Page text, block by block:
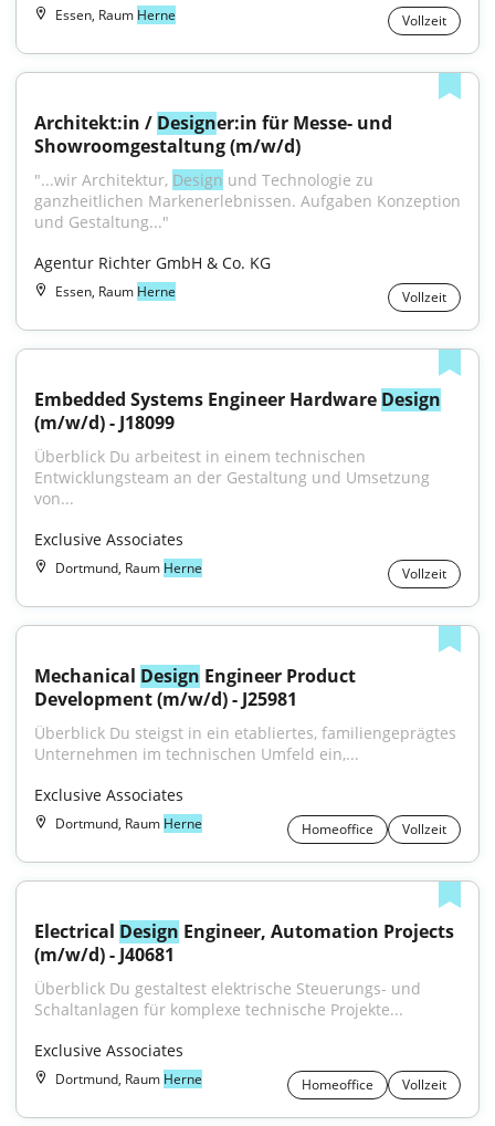
Essen, Raum Herne Vollzeit
Architekt:in / Designer:in für Messe- und
Showroomgestaltung (m/w/d)
"...wir Architektur, Design und Technologie zu
ganzheitlichen Markenerlebnissen. Aufgaben Konzeption
und Gestaltung..."
Agentur Richter GmbH & Co. KG
Essen, Raum Herne Vollzeit
Embedded Systems Engineer Hardware Design
(m/w/d) - J18099
Überblick Du arbeitest in einem technischen
Entwicklungsteam an der Gestaltung und Umsetzung
von...
Exclusive Associates
Dortmund, Raum Herne Vollzeit
Mechanical Design Engineer Product
Development (m/w/d) - J25981
Überblick Du steigst in ein etabliertes, familiengeprägtes
Unternehmen im technischen Umfeld ein,...
Exclusive Associates
Dortmund, Raum Herne Homeoffice Vollzeit
Electrical Design Engineer, Automation Projects
(m/w/d) - J40681
Überblick Du gestaltest elektrische Steuerungs- und
Schaltanlagen für komplexe technische Projekte...
Exclusive Associates
Dortmund, Raum Herne Homeoffice Vollzeit